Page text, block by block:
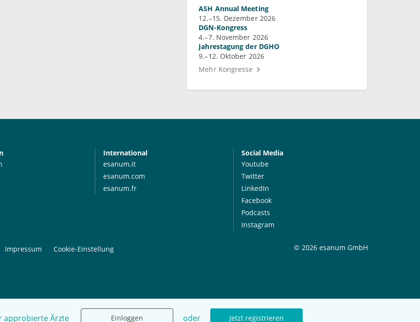
approbierte Ärzte Einloggen oder Jetzt registrieren
ASH Annual Meeting
12.–15. Dezember 2026
DGN-Kongress
4.–7. November 2026
Jahrestagung der DGHO
9.–12. Oktober 2026
Mehr Kongresse
International
esanum.it
esanum.com
esanum.fr
Social Media
Youtube
Twitter
LinkedIn
Facebook
Podcasts
Instagram
Impressum Cookie-Einstellung © 2026 esanum GmbH